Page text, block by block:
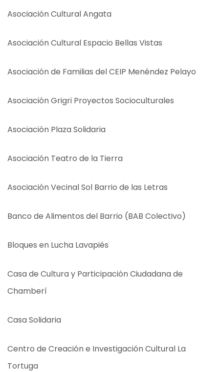
Asociación Cultural Angata
Asociación Cultural Espacio Bellas Vistas
Asociación de Familias del CEIP Menéndez Pelayo
Asociación Grigri Proyectos Socioculturales
Asociación Plaza Solidaria
Asociación Teatro de la Tierra
Asociación Vecinal Sol Barrio de las Letras
Banco de Alimentos del Barrio (BAB Colectivo)
Bloques en Lucha Lavapiés
Casa de Cultura y Participación Ciudadana de
Chamberí
Casa Solidaria
Centro de Creación e Investigación Cultural La
Tortuga